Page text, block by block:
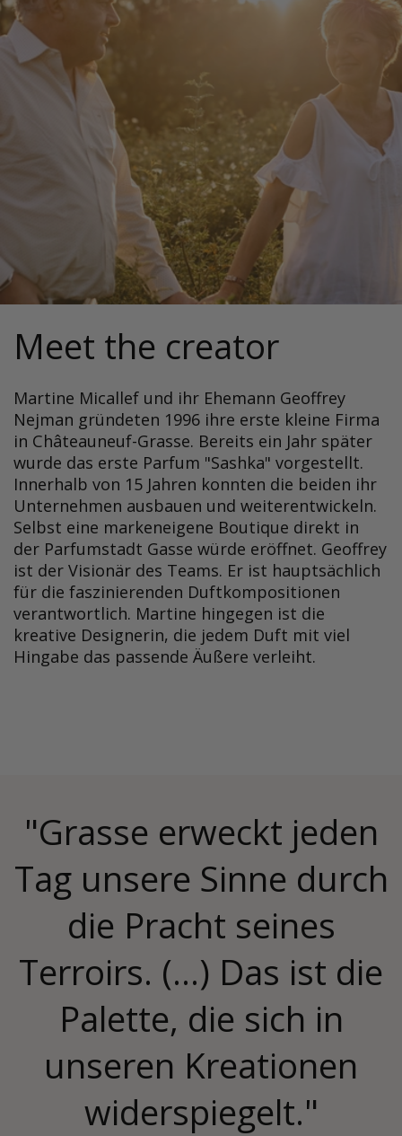
Meet the creator
Martine Micallef und ihr Ehemann Geoffrey
Nejman gründeten 1996 ihre erste kleine Firma
in Châteauneuf-Grasse. Bereits ein Jahr später
wurde das erste Parfum "Sashka" vorgestellt.
Innerhalb von 15 Jahren konnten die beiden ihr
Unternehmen ausbauen und weiterentwickeln.
Selbst eine markeneigene Boutique direkt in
der Parfumstadt Gasse würde eröffnet. Geoffrey
ist der Visionär des Teams. Er ist hauptsächlich
für die faszinierenden Duftkompositionen
verantwortlich. Martine hingegen ist die
kreative Designerin, die jedem Duft mit viel
Hingabe das passende Äußere verleiht.
"Grasse erweckt jeden
Tag unsere Sinne durch
die Pracht seines
Terroirs. (...) Das ist die
Palette, die sich in
unseren Kreationen
widerspiegelt."